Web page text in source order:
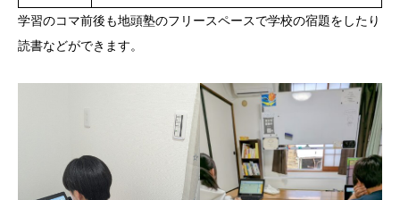
学習のコマ前後も地頭塾のフリースペースで学校の宿題をしたり
読書などができます。